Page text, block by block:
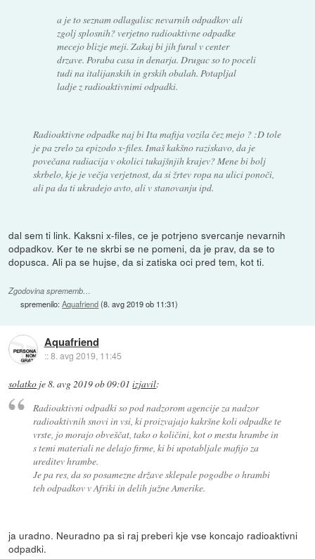
a je to seznam odlagalisc nevarnih odpadkov ali
zgolj splosnih? verjetno radioaktivne odpadke
mecejo blizje meji. Zakaj bi jih fural v center
drzave. Poraba casa in denarja. Drugac so to poceli
tudi na italijanskih in grskih obalah. Potapljal
ladje z radioaktivnimi odpadki.
Radioaktivne odpadke naj bi Ita mafija vozila čez mejo ? :D tole
je pa zrelo za epizodo x-files. Imaš kakšno raziskavo, da je
povečana radiacija v okolici tukajšnjih krajev? Mene bi bolj
skrbelo, kje je večja verjetnost, da si žrtev ropa na ulici ponoči,
ali pa da ti ukradejo avto, ali v stanovanju ipd.
dal sem ti link. Kaksni x-files, ce je potrjeno svercanje nevarnih
odpadkov. Ker te ne skrbi se ne pomeni, da je prav, da se to
dopusca. Ali pa se hujse, da si zatiska oci pred tem, kot ti.
Zgodovina sprememb…
spremenilo:Aquafriend(8. avg 2019 ob 11:31)
Aquafriend
::8. avg 2019, 11:45
solatko je8. avg 2019 ob 09:01 izjavil:
Radioaktivni odpadki so pod nadzorom agencije za nadzor
radioaktivnih snovi in vsi, ki proizvajajo kakršne koli odpadke te
vrste, jo morajo obveščat, tako o količini, kot o mestu hrambe in
s temi materiali ne delajo firme, ki bi upotabljale mafijo za
ureditev hrambe.
Je pa res, da so posamezne države sklepale pogodbe o hrambi
teh odpadkov v Afriki in delih južne Amerike.
ja uradno. Neuradno pa si raj preberi kje vse koncajo radioaktivni
odpadki.